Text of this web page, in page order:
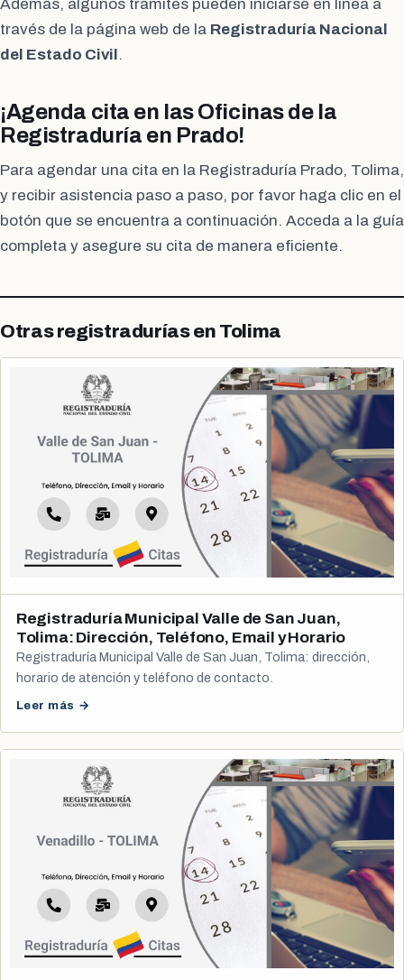
Además, algunos trámites pueden iniciarse en línea a
través de la página web de la Registraduría Nacional
del Estado Civil .
¡Agenda cita en las Oficinas de la
Registraduría en Prado!
Para agendar una cita en la Registraduría Prado, Tolima,
y recibir asistencia paso a paso, por favor haga clic en el
botón que se encuentra a continuación. Acceda a la guía
completa y asegure su cita de manera eficiente.
Otras registradurías en Tolima
Registraduría Municipal Valle de San Juan,
Tolima: Dirección, Teléfono, Email y Horario
Registraduría Municipal Valle de San Juan, Tolima: dirección,
horario de atención y teléfono de contacto.
Leer más →